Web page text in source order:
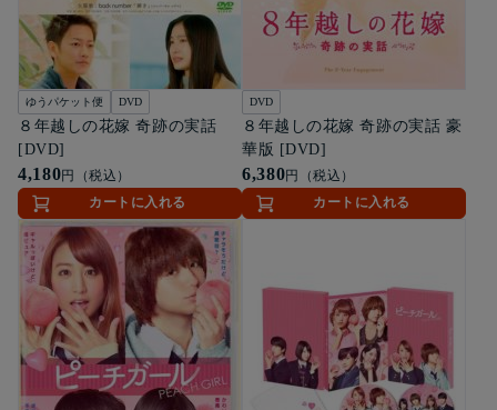
ゆうパケット便 DVD
８年越しの花嫁 奇跡の実話
[DVD]
4,180円（税込）
カートに入れる
DVD
８年越しの花嫁 奇跡の実話 豪
華版 [DVD]
6,380円（税込）
カートに入れる